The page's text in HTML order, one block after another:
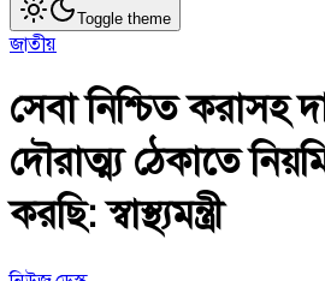
Toggle theme
জাতীয়
সেবা নিশ্চিত করাসহ
দৌরাত্ম্য ঠেকাতে
করছি: স্বাস্থ্যমন্ত্রী